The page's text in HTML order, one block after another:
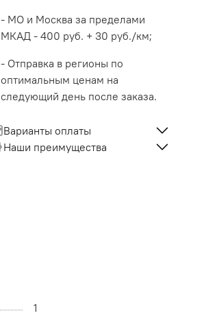
- МО и Москва за пределами
МКАД - 400 руб. + 30 руб./км;
- Отправка в регионы по
оптимальным ценам на
следующий день после заказа.
Варианты оплаты
Наши преимущества
1